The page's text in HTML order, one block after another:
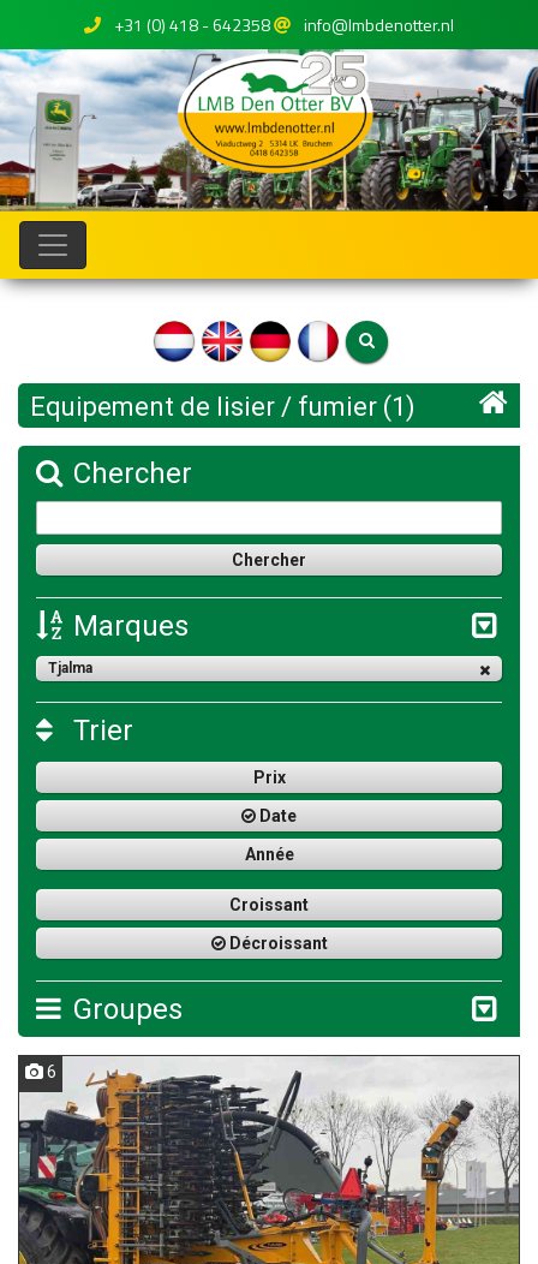
+31 (0) 418 - 642358 info@lmbdenotter.nl
Equipement de lisier / fumier (1)
Chercher
Marques
Tjalma
Trier
Prix
Date
Année
Croissant
Décroissant
Groupes
6